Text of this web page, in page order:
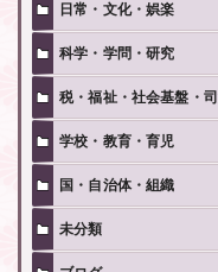
日常・文化・娯楽
科学・学問・研究
税・福祉・社会基盤・
学校・教育・育児
国・自治体・組織
未分類